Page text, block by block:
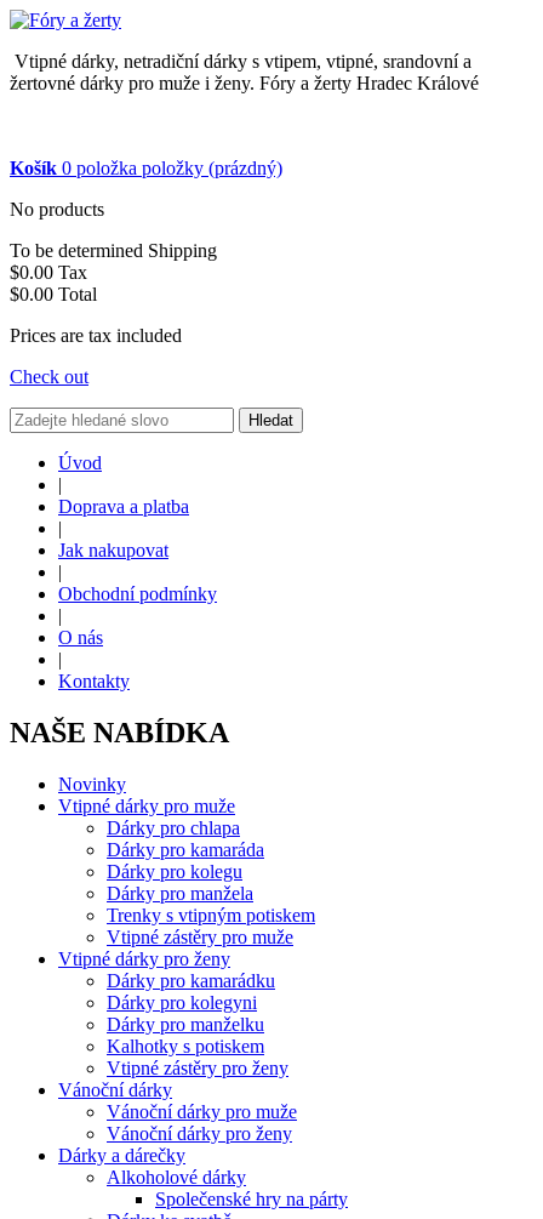
Vtipné dárky, netradiční dárky s vtipem, vtipné, srandovní a
žertovné dárky pro muže i ženy. Fóry a žerty Hradec Králové
Košík 0 položka položky (prázdný)
No products
To be determined Shipping
$0.00 Tax
$0.00 Total
Prices are tax included
Check out
Hledat
Úvod
|
Doprava a platba
|
Jak nakupovat
|
Obchodní podmínky
|
O nás
|
Kontakty
NAŠE NABÍDKA
Novinky
Vtipné dárky pro muže
Dárky pro chlapa
Dárky pro kamaráda
Dárky pro kolegu
Dárky pro manžela
Trenky s vtipným potiskem
Vtipné zástěry pro muže
Vtipné dárky pro ženy
Dárky pro kamarádku
Dárky pro kolegyni
Dárky pro manželku
Kalhotky s potiskem
Vtipné zástěry pro ženy
Vánoční dárky
Vánoční dárky pro muže
Vánoční dárky pro ženy
Dárky a dárečky
Alkoholové dárky
Společenské hry na párty